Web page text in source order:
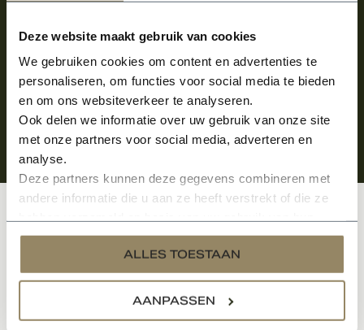
Deze website maakt gebruik van cookies
We gebruiken cookies om content en advertenties te
personaliseren, om functies voor social media te bieden
en om ons websiteverkeer te analyseren.
Ook delen we informatie over uw gebruik van onze site
met onze partners voor social media, adverteren en
analyse.
Deze partners kunnen deze gegevens combineren met
andere informatie die u aan ze heeft verstrekt of die ze
services.
ALLES TOESTAAN
AANPASSEN
Aanmelden voor de nieuwsbrief
Klantenservice